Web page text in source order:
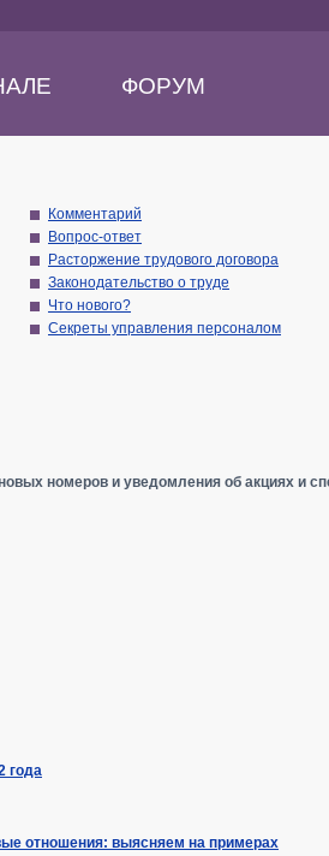
ФОРУМ
Комментарий
Вопрос-ответ
Расторжение трудового договора
Законодательство о труде
Что нового?
Секреты управления персоналом
номеров и уведомления об акциях и
года
отношения: выясняем на примерах